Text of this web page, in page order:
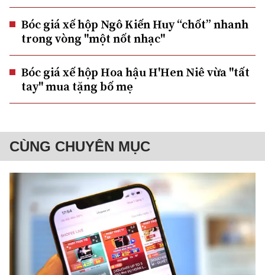
Bóc giá xế hộp Ngô Kiến Huy “chốt” nhanh
trong vòng "một nốt nhạc"
Bóc giá xế hộp Hoa hậu H'Hen Niê vừa "tất
tay" mua tặng bố mẹ
CÙNG CHUYÊN MỤC